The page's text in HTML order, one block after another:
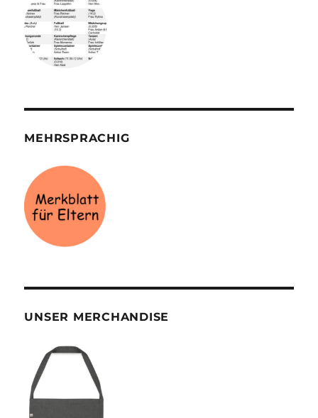
MEHRSPRACHIG
UNSER MERCHANDISE